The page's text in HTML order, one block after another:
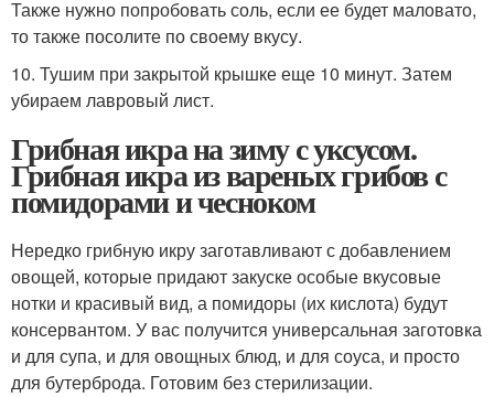
Также нужно попробовать соль, если ее будет маловато,
то также посолите по своему вкусу.
10. Тушим при закрытой крышке еще 10 минут. Затем
убираем лавровый лист.
Грибная икра на зиму с уксусом.
Грибная икра из вареных грибов с
помидорами и чесноком
Нередко грибную икру заготавливают с добавлением
овощей, которые придают закуске особые вкусовые
нотки и красивый вид, а помидоры (их кислота) будут
консервантом. У вас получится универсальная заготовка
и для супа, и для овощных блюд, и для соуса, и просто
для бутерброда. Готовим без стерилизации.